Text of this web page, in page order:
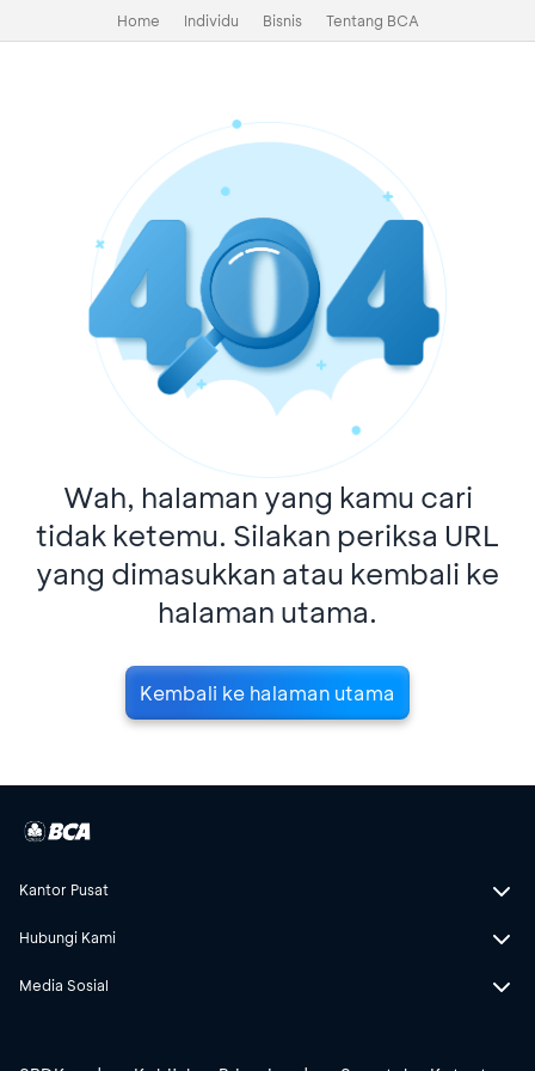
Home Individu Bisnis Tentang BCA
Wah, halaman yang kamu cari
tidak ketemu. Silakan periksa URL
yang dimasukkan atau kembali ke
halaman utama.
Kembali ke halaman utama
Kantor Pusat
Hubungi Kami
Media Sosial